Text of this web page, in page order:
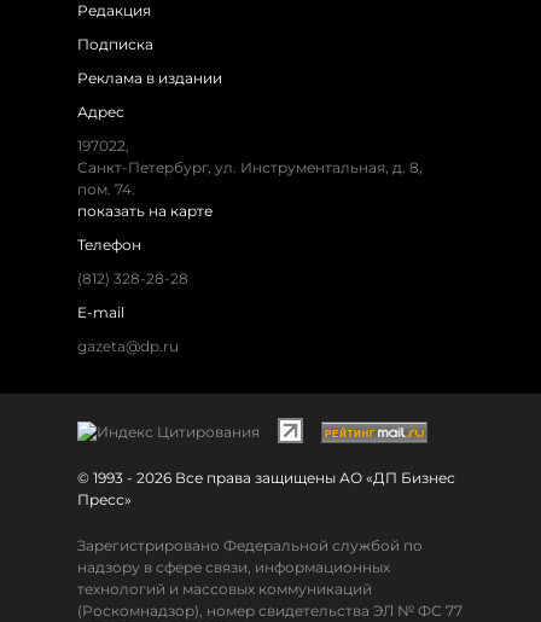
Редакция
Подписка
Реклама в издании
Адрес
197022,
Санкт-Петербург, ул. Инструментальная, д. 8,
пом. 74.
показать на карте
Телефон
(812) 328-28-28
E-mail
gazeta@dp.ru
© 1993 - 2026 Все права защищены АО «ДП Бизнес
Пресс»
Зарегистрировано Федеральной службой по
надзору в сфере связи, информационных
технологий и массовых коммуникаций
(Роскомнадзор), номер свидетельства ЭЛ № ФС 77